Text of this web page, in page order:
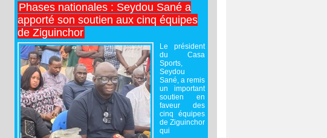
Phases nationales : Seydou Sané a
apporté son soutien aux cinq équipes
de Ziguinchor
Le président
du Casa
Sports,
Seydou
Sané, a remis
un important
soutien en
faveur des
cinq équipes
de Ziguinchor
qui